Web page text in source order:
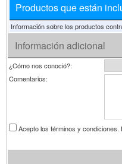
Productos que están
Información sobre los productos
Información adicional
¿Cómo nos conoció?:
Comentarios:
Acepto los términos y condiciones.